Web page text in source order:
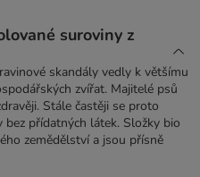
suroviny z
skandály vedly k většímu
zvířat. Majitelé psů
Stále častěji se proto
přídatných látek. Složky bio
zemědělství a jsou přísně